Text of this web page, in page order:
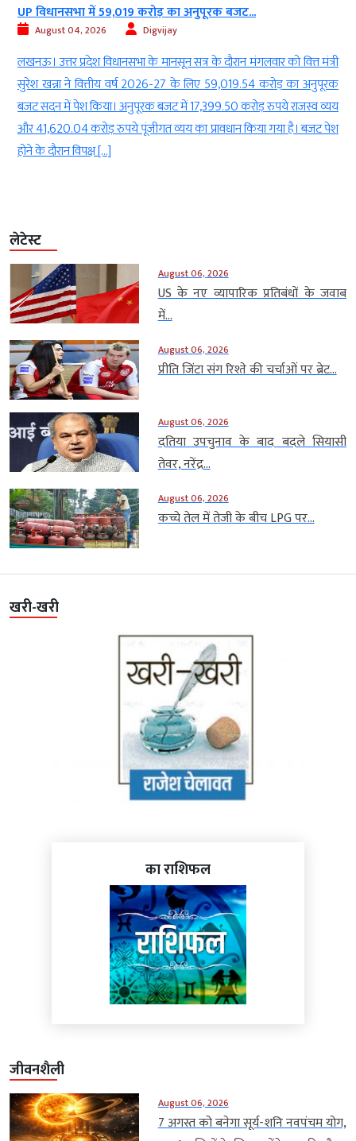
UP विधानसभा में 59,019 करोड़ का अनुपूरक बजट...
August 04, 2026 Digvijay
लखनऊ। उत्तर प्रदेश विधानसभा के मानसून सत्र के दौरान मंगलवार को वित्त मंत्री
सुरेश खन्ना ने वित्तीय वर्ष 2026-27 के लिए 59,019.54 करोड़ का अनुपूरक
बजट सदन में पेश किया। अनुपूरक बजट में 17,399.50 करोड़ रुपये राजस्व व्यय
और 41,620.04 करोड़ रुपये पूंजीगत व्यय का प्रावधान किया गया है। बजट पेश
होने के दौरान विपक्ष […]
लेटेस्ट
August 06, 2026
US के नए व्यापारिक प्रतिबंधों के जवाब
में...
August 06, 2026
प्रीति जिंटा संग रिश्ते की चर्चाओं पर ब्रेट...
August 06, 2026
दतिया उपचुनाव के बाद बदले सियासी
तेवर, नरेंद्र...
August 06, 2026
कच्चे तेल में तेजी के बीच LPG पर...
खरी-खरी
का राशिफल
जीवनशैली
August 06, 2026
7 अगस्त को बनेगा सूर्य-शनि नवपंचम योग,